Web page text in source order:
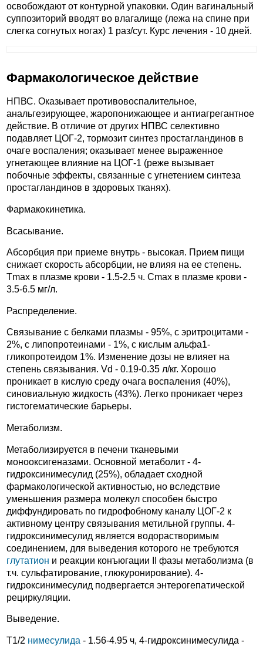
освобождают от контурной упаковки. Один вагинальный
суппозиторий вводят во влагалище (лежа на спине при
слегка согнутых ногах) 1 раз/сут. Курс лечения - 10 дней.
Фармакологическое действие
НПВС. Оказывает противовоспалительное,
анальгезирующее, жаропонижающее и антиагрегантное
действие. В отличие от других НПВС селективно
подавляет ЦОГ-2, тормозит синтез простагландинов в
очаге воспаления; оказывает менее выраженное
угнетающее влияние на ЦОГ-1 (реже вызывает
побочные эффекты, связанные с угнетением синтеза
простагландинов в здоровых тканях).
Фармакокинетика.
Всасывание.
Абсорбция при приеме внутрь - высокая. Прием пищи
снижает скорость абсорбции, не влияя на ее степень.
Тmax в плазме крови - 1.5-2.5 ч. Сmax в плазме крови -
3.5-6.5 мг/л.
Распределение.
Связывание с белками плазмы - 95%, с эритроцитами -
2%, с липопротеинами - 1%, с кислым альфа1-
гликопротеидом 1%. Изменение дозы не влияет на
степень связывания. Vd - 0.19-0.35 л/кг. Хорошо
проникает в кислую среду очага воспаления (40%),
синовиальную жидкость (43%). Легко проникает через
гистогематические барьеры.
Метаболизм.
Метаболизируется в печени тканевыми
монооксигеназами. Основной метаболит - 4-
гидроксинимесулид (25%), обладает сходной
фармакологической активностью, но вследствие
уменьшения размера молекул способен быстро
диффундировать по гидрофобному каналу ЦОГ-2 к
активному центру связывания метильной группы. 4-
гидроксинимесулид является водорастворимым
соединением, для выведения которого не требуются
глутатион и реакции конъюгации II фазы метаболизма (в
т.ч. сульфатирование, глюкуронирование). 4-
гидроксинимесулид подвергается энтерогепатической
рециркуляции.
Выведение.
Т1/2 нимесулида - 1.56-4.95 ч, 4-гидроксинимесулида -